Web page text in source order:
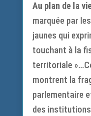
Au plan de la
marquée par
jaunes qui
touchant à la
territoriale
montrent la
parlementaire
des